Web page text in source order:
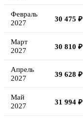
Февраль
2027
30 475 ₽
Март
2027
30 810 ₽
Апрель
2027
39 628 ₽
Май
2027
31 994 ₽